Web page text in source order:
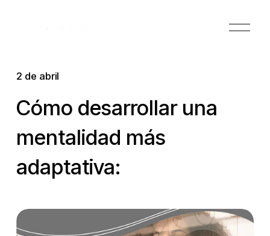
A
Cómo desarrollar una
mentalidad más
adaptativa:
2 de abril